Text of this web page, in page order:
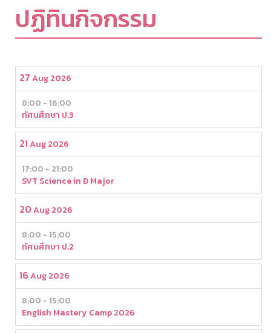
ปฏิทินกิจกรรม
27Aug 2026
8:00 - 16:00
ทัศนศึกษา ป.3
21Aug 2026
17:00 - 21:00
SVT Science in D Major
20Aug 2026
8:00 - 15:00
ทัศนศึกษา ป.2
16Aug 2026
8:00 - 15:00
English Mastery Camp 2026